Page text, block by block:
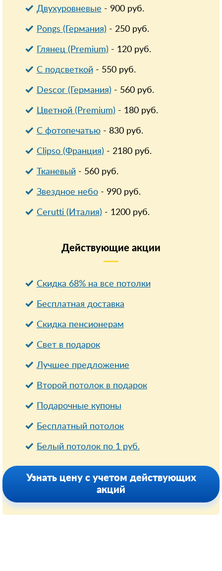
Двухуровневые - 900руб.
Pongs (Германия) - 250руб.
Глянец (Premium) - 120руб.
С подсветкой- 550руб.
Descor (Германия) - 560руб.
Цветной (Premium) - 180руб.
С фотопечатью- 830руб.
Clipso (Франция) - 2180руб.
Тканевый- 560руб.
Звездное небо- 990руб.
Cerutti (Италия) - 1200руб.
Действующие акции
Скидка 68% на все потолки
Бесплатная доставка
Cкидка пенсионерам
Свет в подарок
Лучшее предложение
Второй потолок в подарок
Подарочные купоны
Бесплатный потолок
Белый потолок по 1 руб.
Узнать цену с учетом действующих
акций